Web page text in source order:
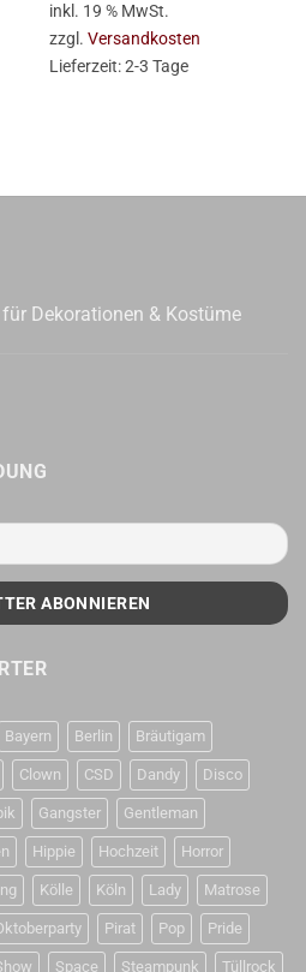
inkl. 19 % MwSt.
zzgl. Versandkosten
Lieferzeit:2-3 Tage
Dekorationen & Kostüme
Bayern Berlin Bräutigam
Clown CSD Dandy Disco
Gangster Gentleman
Hippie Hochzeit Horror
Kölle Köln Lady Matrose
Pirat Pop Pride
Space Steampunk Tüllrock